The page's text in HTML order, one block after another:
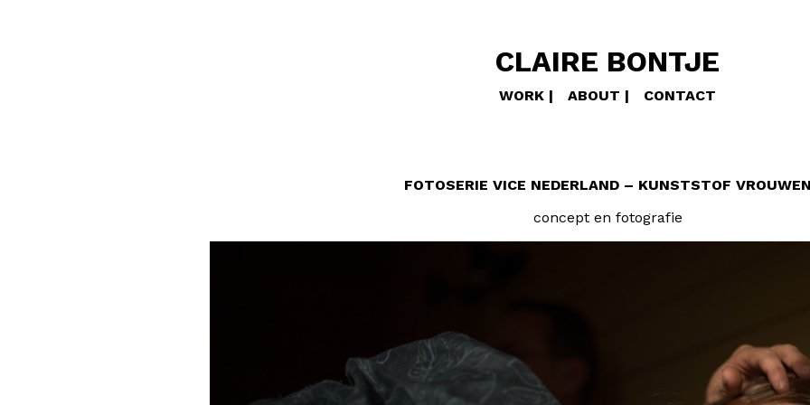
CLAIRE BONTJE
WORK ABOUT CONTACT
FOTOSERIE VICE NEDERLAND – KUNSTSTOF
concept en fotografie